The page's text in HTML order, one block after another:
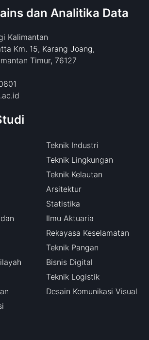
dan Analitika Data
Kalimantan
Km. 15, Karang Joang,
Timur, 76127
Teknik Industri
Teknik Lingkungan
Teknik Kelautan
Arsitektur
Statistika
Ilmu Aktuaria
Rekayasa Keselamatan
Teknik Pangan
Bisnis Digital
Teknik Logistik
Desain Komunikasi Visual